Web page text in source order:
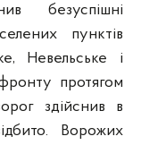
безуспішні
пунктів
Невельське і
протягом
здійснив в
Ворожих